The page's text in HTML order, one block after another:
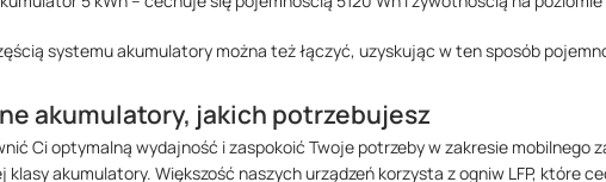
systemu akumulatory można też łączyć, uzyskując w ten sposób
akumulatory, jakich potrzebujesz
Ci optymalną wydajność i zaspokoić Twoje potrzeby w zakresie mobilnego
klasy akumulatory. Większość naszych urządzeń korzysta z ogniw LFP, które